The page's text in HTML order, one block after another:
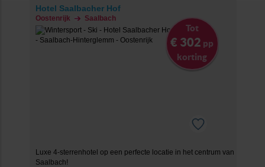
Hotel Saalbacher Hof
Oostenrijk Saalbach
Tot
€ 302 pp
korting
Luxe 4-sterrenhotel op een perfecte locatie in het centrum van
Saalbach!